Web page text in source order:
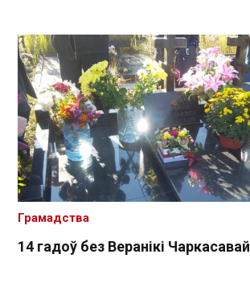
14 гадоў без Веранікі Чаркасавай
Грамадства